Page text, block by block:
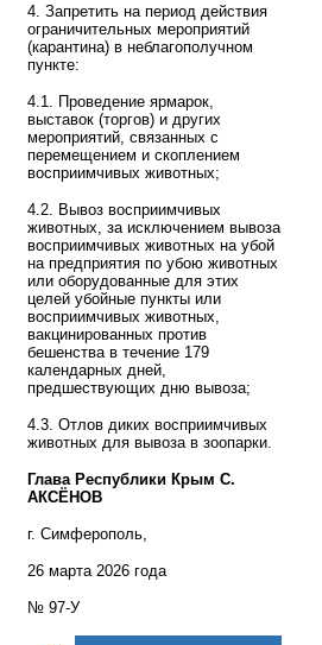
4. Запретить на период действия
ограничительных мероприятий
(карантина) в неблагополучном
пункте:
4.1. Проведение ярмарок,
выставок (торгов) и других
мероприятий, связанных с
перемещением и скоплением
восприимчивых животных;
4.2. Вывоз восприимчивых
животных, за исключением вывоза
восприимчивых животных на убой
на предприятия по убою животных
или оборудованные для этих
целей убойные пункты или
восприимчивых животных,
вакцинированных против
бешенства в течение 179
календарных дней,
предшествующих дню вывоза;
4.3. Отлов диких восприимчивых
животных для вывоза в зоопарки.
Глава Республики Крым С.
АКСЁНОВ
г. Симферополь,
26 марта 2026 года
№ 97-У